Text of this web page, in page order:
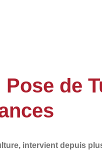
de
intervient depuis